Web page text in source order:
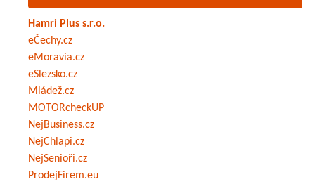
Hamri Plus s.r.o.
eČechy.cz
eMoravia.cz
eSlezsko.cz
Mládež.cz
MOTORcheckUP
NejBusiness.cz
NejChlapi.cz
NejSenioři.cz
ProdejFirem.eu